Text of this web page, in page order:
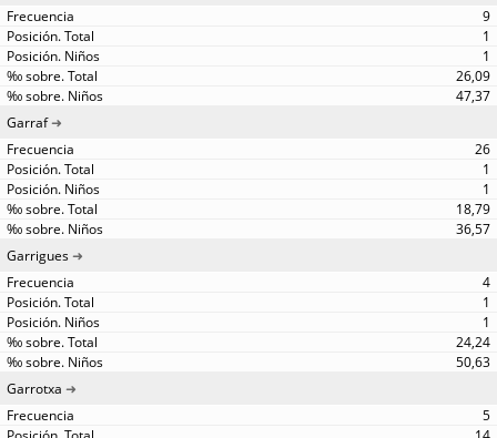
9
1
1
26,09
47,37
Garraf
26
1
1
18,79
36,57
Garrigues
4
1
1
24,24
50,63
Garrotxa
5